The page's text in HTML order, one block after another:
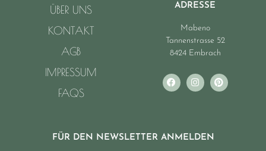
ÜBER UNS
KONTAKT
AGB
IMPRESSUM
FAQS
ADRESSE
Mabeno
Tannenstrasse 52
8424 Embrach
FÜR DEN NEWSLETTER ANMELDEN